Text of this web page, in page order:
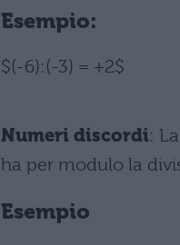
Esempio:
$(-6):(-3) = +2$
Numeri discordi:
ha per modulo la
Esempio